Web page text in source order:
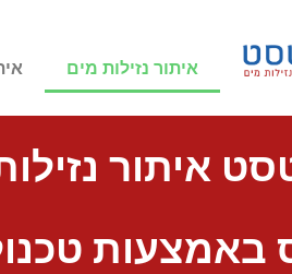
איתור נזילות מים
איתור
באמצעות